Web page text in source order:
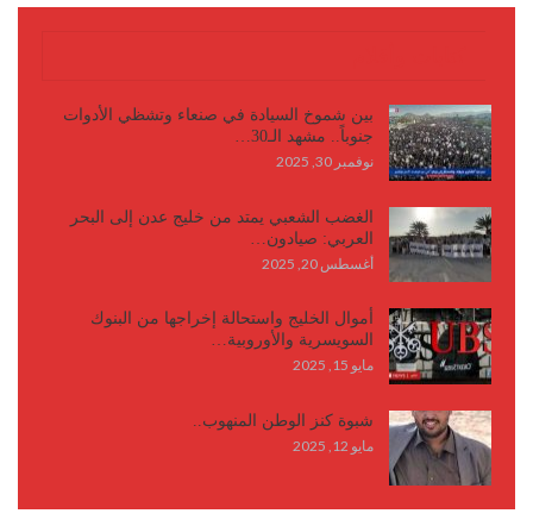
بين شموخ السيادة في صنعاء وتشظي الأدوات
جنوباً.. مشهد الـ30…
نوفمبر 30, 2025
الغضب الشعبي يمتد من خليج عدن إلى البحر
العربي: صيادون…
أغسطس 20, 2025
أموال الخليج واستحالة إخراجها من البنوك
السويسرية والأوروبية…
مايو 15, 2025
شبوة كنز الوطن المنهوب..
مايو 12, 2025